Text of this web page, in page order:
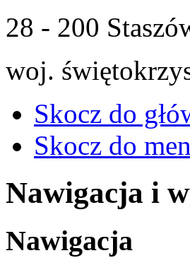
28 - 200
woj.
Skocz do
Skocz do
Nawigacja i
Nawigacja